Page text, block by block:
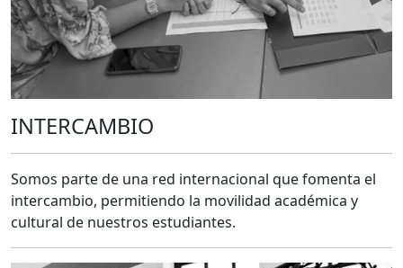
INTERCAMBIO
Somos parte de una red internacional que fomenta el
intercambio, permitiendo la movilidad académica y
cultural de nuestros estudiantes.